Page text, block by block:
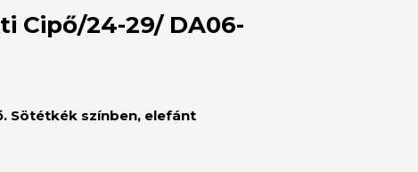
Cipő/24-29/ DA06-
Sötétkék színben, elefánt